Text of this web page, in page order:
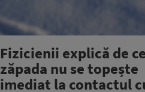
Fizicienii explică de ce
zăpada nu se topește
imediat la contactul